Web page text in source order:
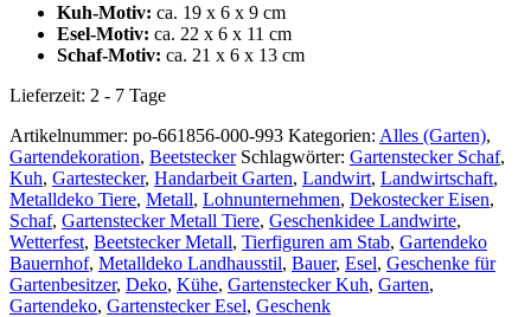
Kuh-Motiv: ca. 19 x 6 x 9 cm
Esel-Motiv: ca. 22 x 6 x 11 cm
Schaf-Motiv: ca. 21 x 6 x 13 cm
Lieferzeit: 2 - 7 Tage
Artikelnummer: po-661856-000-993 Kategorien: Alles (Garten),
Gartendekoration, Beetstecker Schlagwörter: Gartenstecker Schaf,
Kuh, Gartestecker, Handarbeit Garten, Landwirt, Landwirtschaft,
Metalldeko Tiere, Metall, Lohnunternehmen, Dekostecker Eisen,
Schaf, Gartenstecker Metall Tiere, Geschenkidee Landwirte,
Wetterfest, Beetstecker Metall, Tierfiguren am Stab, Gartendeko
Bauernhof, Metalldeko Landhausstil, Bauer, Esel, Geschenke für
Gartenbesitzer, Deko, Kühe, Gartenstecker Kuh, Garten,
Gartendeko, Gartenstecker Esel, Geschenk